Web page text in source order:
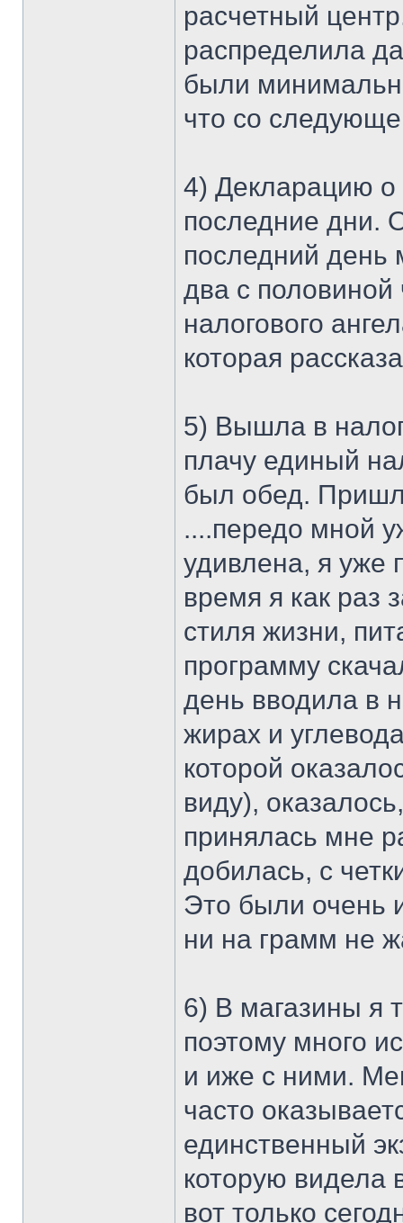
расчетный
распределила
были
что со
4) Декларацию о
последние дни.
последний день
два с
налогового
которая
5) Вышла в
плачу единый
был обед.
....передо мной
удивлена, я уже
время я как раз
стиля жизни,
программу
день вводила в
жирах и
которой
виду),
принялась мне
добилась, с
Это были очень
ни на грамм не
6) В магазины я
поэтому много
и иже с ними.
часто
единственный
которую видела
вот только